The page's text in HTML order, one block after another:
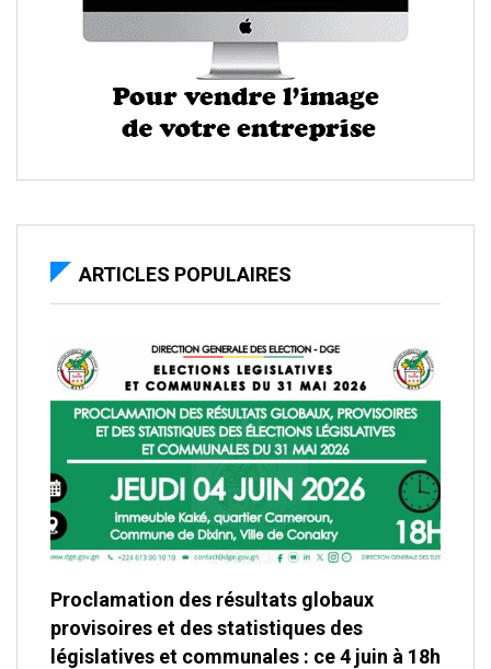
ARTICLES POPULAIRES
Proclamation des résultats globaux
provisoires et des statistiques des
législatives et communales : ce 4 juin à 18h